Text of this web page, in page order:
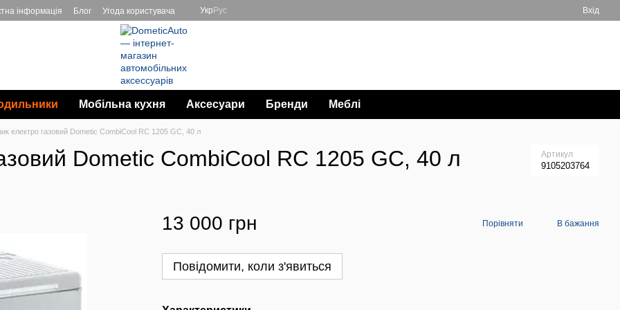
інформація Блог Угода користувача Укр Рус Вхід
Мобільна кухня Аксесуари Бренди Меблі
електро газовий Dometic CombiCool RC 1205 GC, 40 л
Dometic CombiCool RC 1205 GC, 40 л Артикул
9105203764
13 000 грн Порівняти В бажання
Повідомити, коли з'явиться